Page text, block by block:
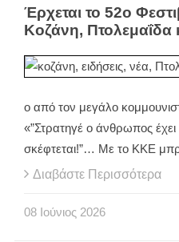
Έρχεται το 52ο
Κοζάνη, Πτολεμαΐδα
ο από τον μεγάλο
«”Στρατηγέ ο άνθρωπος
σκέφτεται!”… Με το ΚΚΕ
Διαβάστε Περισσότερα
08 Ιούνιος 2026